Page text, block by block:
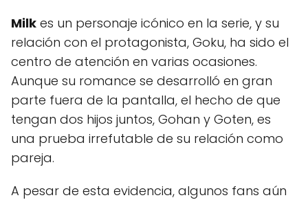
Milk es un personaje icónico en la serie, y su
relación con el protagonista, Goku, ha sido el
centro de atención en varias ocasiones.
Aunque su romance se desarrolló en gran
parte fuera de la pantalla, el hecho de que
tengan dos hijos juntos, Gohan y Goten, es
una prueba irrefutable de su relación como
pareja.
A pesar de esta evidencia, algunos fans aún